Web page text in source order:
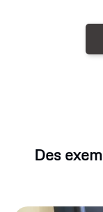
Des